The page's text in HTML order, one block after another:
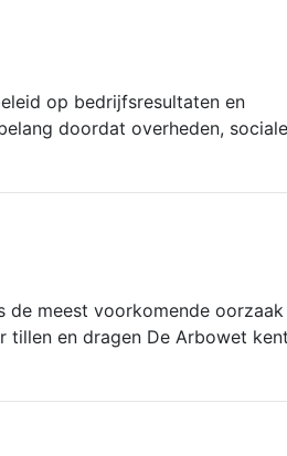
op bedrijfsresultaten en
doordat overheden, sociale
de meest voorkomende oorzaak
tillen en dragen De Arbowet